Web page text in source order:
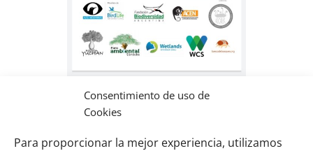
Consentimiento de uso de
Cookies
Para proporcionar la mejor experiencia, utilizamos
La comunidad proteje el agua de
Mendoza
Descargar (pdf, 743,16 KB)